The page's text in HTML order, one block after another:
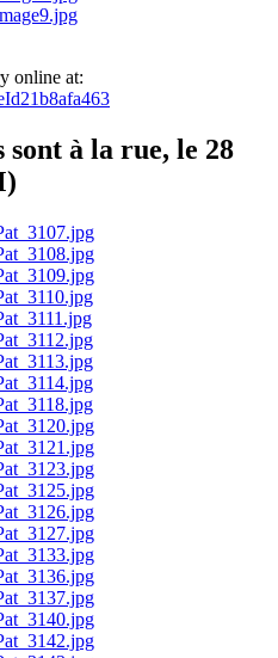
online at:
sont à la rue, le 28